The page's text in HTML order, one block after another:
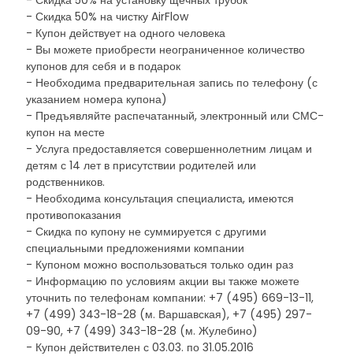
- Скидка 50% на чистку AirFlow
- Купон действует на одного человека
- Вы можете приобрести неограниченное количество
купонов для себя и в подарок
- Необходима предварительная запись по телефону (с
указанием номера купона)
- Предъявляйте распечатанный, электронный или СМС-
купон на месте
- Услуга предоставляется совершеннолетним лицам и
детям с 14 лет в присутствии родителей или
родственников.
- Необходима консультация специалиста, имеются
противопоказания
- Скидка по купону не суммируется с другими
специальными предложениями компании
- Купоном можно воспользоваться только один раз
- Информацию по условиям акции вы также можете
уточнить по телефонам компании: +7 (495) 669-13-11,
+7 (499) 343-18-28 (м. Варшавская), +7 (495) 297-
09-90, +7 (499) 343-18-28 (м. Жулебино)
- Купон действителен с 03.03. по 31.05.2016